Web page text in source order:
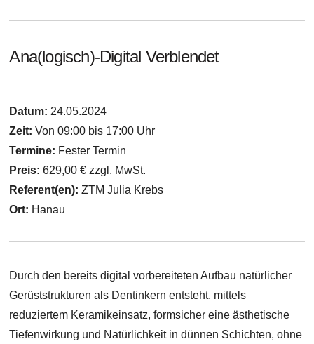
Ana(logisch)-Digital Verblendet
Datum: 24.05.2024
Zeit: Von 09:00 bis 17:00 Uhr
Termine: Fester Termin
Preis: 629,00 € zzgl. MwSt.
Referent(en):ZTM Julia Krebs
Ort: Hanau
Durch den bereits digital vorbereiteten Aufbau natürlicher
Gerüststrukturen als Dentinkern entsteht, mittels
reduziertem Keramikeinsatz, formsicher eine ästhetische
Tiefenwirkung und Natürlichkeit in dünnen Schichten, ohne